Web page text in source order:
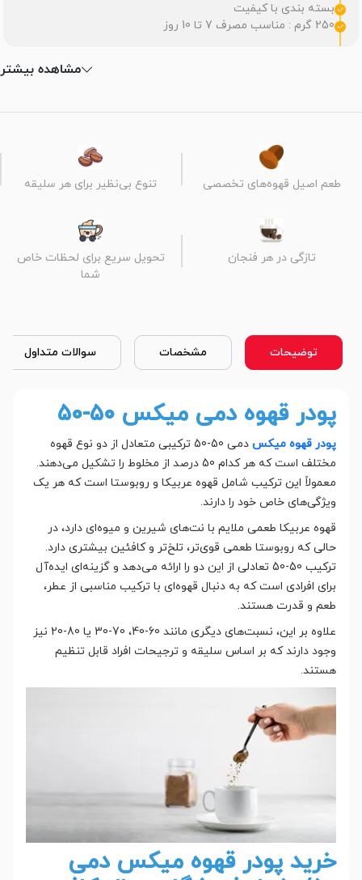
بسته بندی با کیفیت
250 گرم : مناسب مصرف 7 تا 10 روز
مشاهده بیشتر
طعم اصیل قهوه‌های تخصصی تنوع بی‌نظیر برای هر سلیقه
تازگی در هر فنجان
تحویل سریع برای لحظات خاص
شما
توضیحات مشخصات سوالات متداول
پودر قهوه دمی میکس 50-50
پودر قهوه میکس
دمی 50-50 ترکیبی متعادل از دو نوع قهوه
مختلف است که هر کدام 50 درصد از مخلوط را تشکیل می‌دهند.
معمولاً این ترکیب شامل قهوه عربیکا و روبوستا است که هر یک
ویژگی‌های خاص خود را دارند.
قهوه عربیکا طعمی ملایم با نت‌های شیرین و میوه‌ای دارد، در
حالی که روبوستا طعمی قوی‌تر، تلخ‌تر و کافئین بیشتری دارد.
ترکیب 50-50 تعادلی از این دو را ارائه می‌دهد و گزینه‌ای ایده‌آل
برای افرادی است که به دنبال قهوه‌ای با ترکیب مناسبی از عطر،
طعم و قدرت هستند.
علاوه بر این، نسبت‌های دیگری مانند 60-40، 70-30 یا 80-20 نیز
وجود دارند که بر اساس سلیقه و ترجیحات افراد قابل تنظیم
هستند.
خرید پودر قهوه میکس دمی